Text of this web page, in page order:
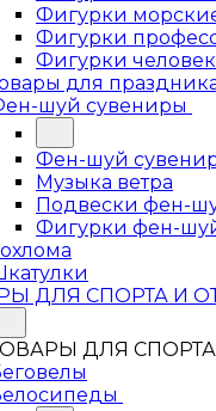
Фигурки
Фигурки
Фигурки
для
шуй сувениры
Фен-шуй
Музыка ветра
Подвески фен-
Фигурки фен-
ДЛЯ СПОРТА И
ДЛЯ